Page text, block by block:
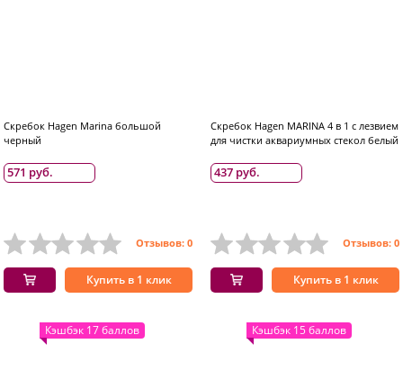
Скребок Hagen Marina большой
черный
571 руб.
Отзывов: 0
Купить в 1 клик
Скребок Hagen MARINA 4 в 1 с лезвием
для чистки аквариумных стекол белый
437 руб.
Отзывов: 0
Купить в 1 клик
Кэшбэк 17 баллов Кэшбэк 15 баллов